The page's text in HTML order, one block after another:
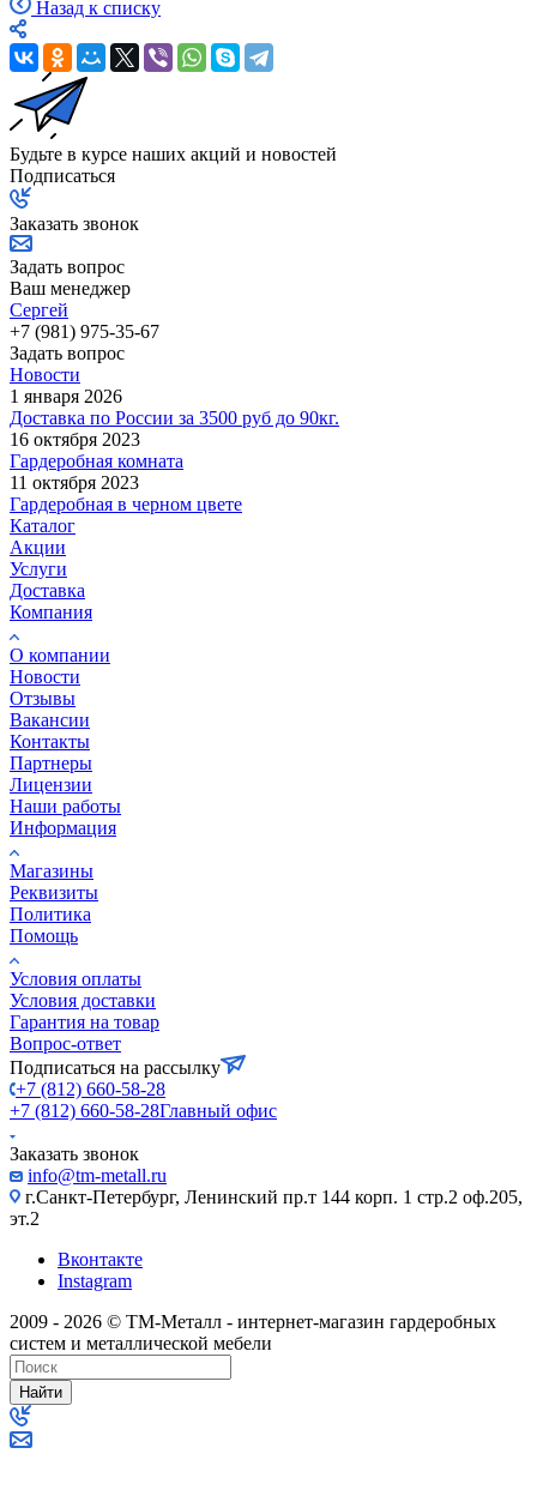
Назад к списку
Будьте в курсе наших акций и новостей
Подписаться
Заказать звонок
Задать вопрос
Ваш менеджер
Сергей
+7 (981) 975-35-67
Задать вопрос
Новости
1 января 2026
Доставка по России за 3500 руб до 90кг.
16 октября 2023
Гардеробная комната
11 октября 2023
Гардеробная в черном цвете
Каталог
Акции
Услуги
Доставка
Компания
О компании
Новости
Отзывы
Вакансии
Контакты
Партнеры
Лицензии
Наши работы
Информация
Магазины
Реквизиты
Политика
Помощь
Условия оплаты
Условия доставки
Гарантия на товар
Вопрос-ответ
Подписаться на рассылку
+7 (812) 660-58-28
+7 (812) 660-58-28Главный офис
Заказать звонок
info@tm-metall.ru
г.Санкт-Петербург, Ленинский пр.т 144 корп. 1 стр.2 оф.205,
эт.2
Вконтакте
Instagram
2009 - 2026 © ТМ-Металл - интернет-магазин гардеробных
систем и металлической мебели
Найти